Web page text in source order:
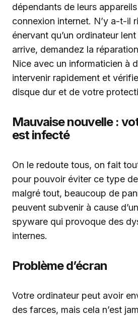
dépendants de leurs
connexion internet. N’y a-t-il
énervant qu’un ordinateur
arrive, demandez la
Nice avec un informaticien à
intervenir rapidement et
disque dur et de votre
Mauvaise nouvelle :
est infecté
On le redoute tous, on fait
pour pouvoir éviter ce type
malgré tout, beaucoup de
peuvent subvenir à cause
spyware qui provoque des
internes.
Problème d’écran
Votre ordinateur peut avoir
des farces, mais cela n’est